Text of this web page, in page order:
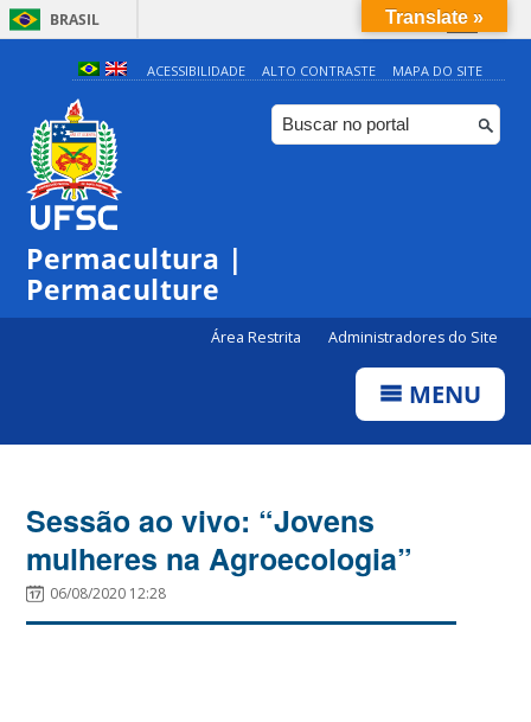
BRASIL
Simplifique!
Comunica BR
Participe
ACESSIBILIDADE ALTO CONTRASTE MAPA DO SITE
Permacultura |
Permaculture
Área Restrita Administradores do Site
MENU
Sessão ao vivo: “Jovens
mulheres na Agroecologia”
06/08/2020 12:28
Translate »